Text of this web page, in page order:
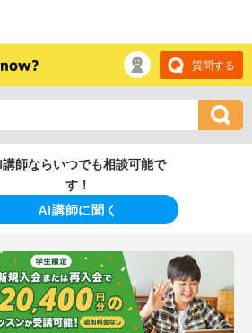
質問する
講師ならいつでも相談可能で
す！
AI講師に聞く